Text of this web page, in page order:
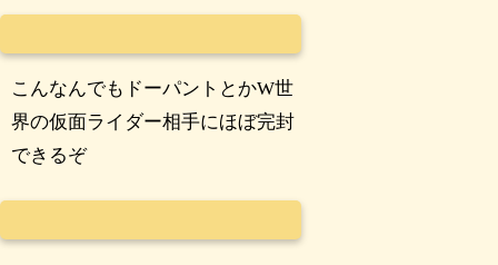
こんなんでもドーパントとかW世
界の仮面ライダー相手にほぼ完封
できるぞ